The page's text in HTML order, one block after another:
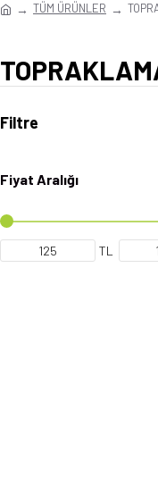
TÜM ÜRÜNLER
Filtre
Fiyat Aralığı
TL